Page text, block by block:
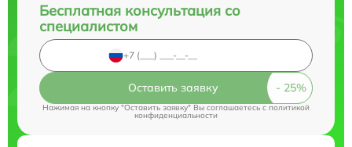
Бесплатная консультация со
специалистом
Оставить заявку
Нажимая на кнопку "Оставить заявку" Вы соглашаетесь cполитикой
конфиденциальности